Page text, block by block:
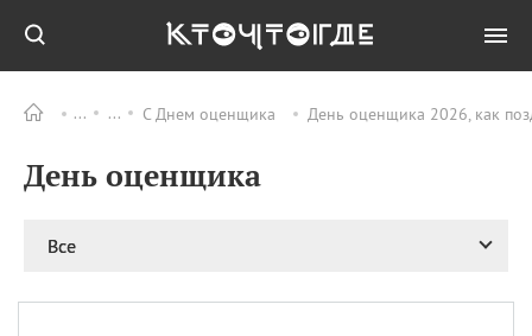
С Днем оценщика День оценщика 2026, как
День оценщика
Все
ПРАЗДНИКИ Все
08.08
День мира в Аугсбурге